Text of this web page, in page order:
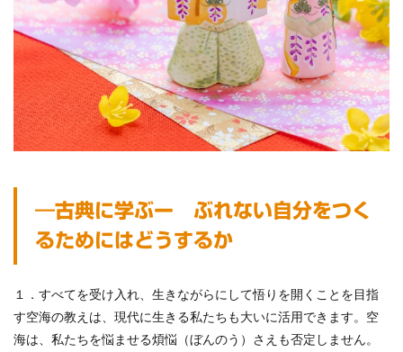
―古典に学ぶー ぶれない自分をつく
るためにはどうするか
１．すべてを受け入れ、生きながらにして悟りを開くことを目指
す空海の教えは、現代に生きる私たちも大いに活用できます。空
海は、私たちを悩ませる煩悩（ぼんのう）さえも否定しません。